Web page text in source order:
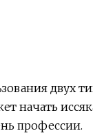
двух
начать
профессии.